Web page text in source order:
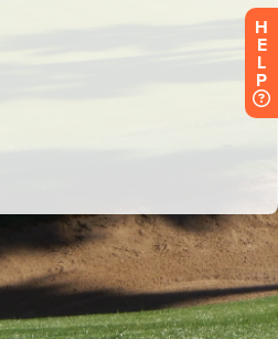
H
E
L
P